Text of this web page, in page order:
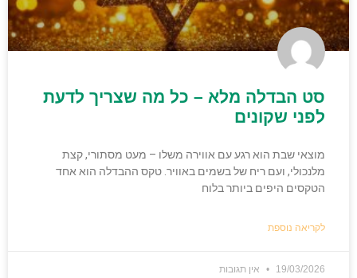
סט הבדלה מלא – כל מה שצריך לדעת
לפני שקונים
מוצאי שבת הוא רגע עם אווירה משלו – מעט מסתורי, קצת
מלנכולי, ועם ריח של בשמים באוויר. טקס ההבדלה הוא אחד
הטקסים היפים ביותר בלוח
לקריאה נוספת
19/03/2026 אין תגובות